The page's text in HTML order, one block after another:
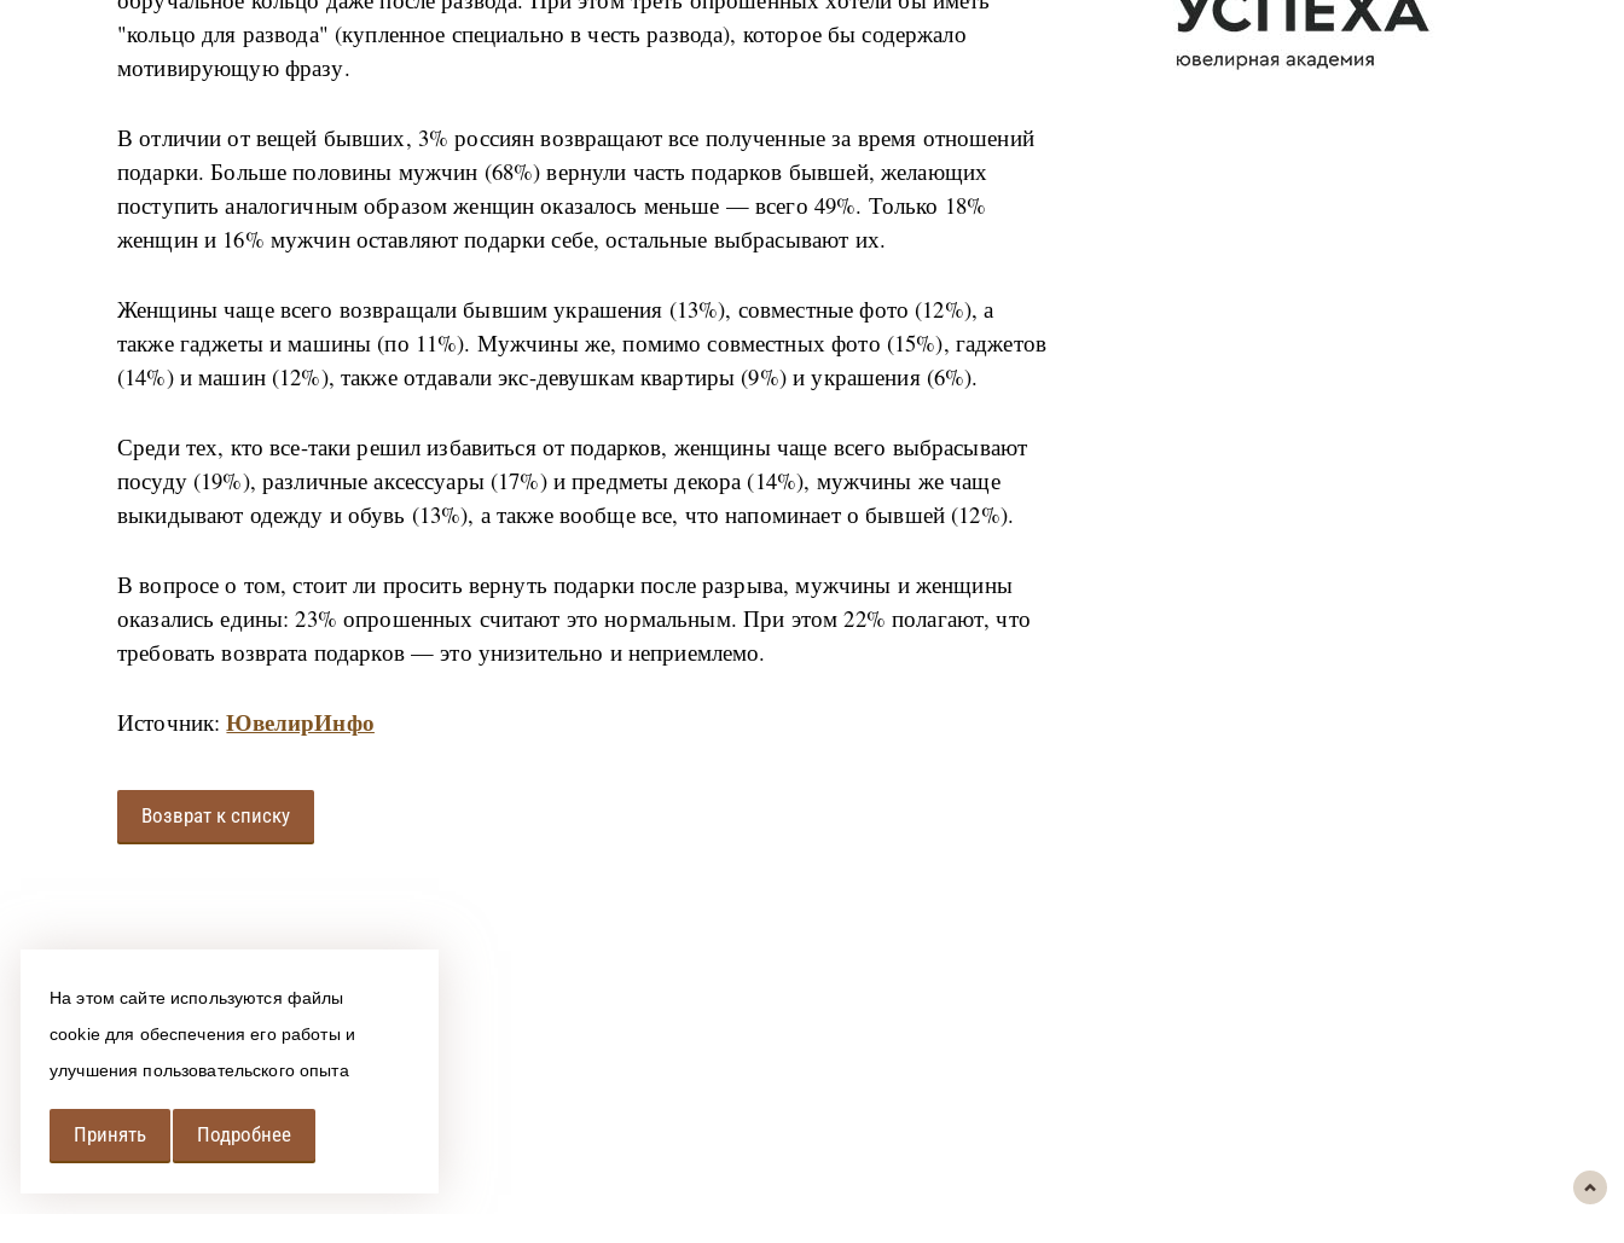
На этом сайте используются файлы
cookie для обеспечения его работы и
улучшения пользовательского опыта
Принять Подробнее
"кольцо для развода" (купленное специально в честь развода), которое бы содержало
мотивирующую фразу.
В отличии от вещей бывших, 3% россиян возвращают все полученные за время отношений
подарки. Больше половины мужчин (68%) вернули часть подарков бывшей, желающих
поступить аналогичным образом женщин оказалось меньше — всего 49%. Только 18%
женщин и 16% мужчин оставляют подарки себе, остальные выбрасывают их.
Женщины чаще всего возвращали бывшим украшения (13%), совместные фото (12%), а
также гаджеты и машины (по 11%). Мужчины же, помимо совместных фото (15%), гаджетов
(14%) и машин (12%), также отдавали экс-девушкам квартиры (9%) и украшения (6%).
Среди тех, кто все-таки решил избавиться от подарков, женщины чаще всего выбрасывают
посуду (19%), различные аксессуары (17%) и предметы декора (14%), мужчины же чаще
выкидывают одежду и обувь (13%), а также вообще все, что напоминает о бывшей (12%).
В вопросе о том, стоит ли просить вернуть подарки после разрыва, мужчины и женщины
оказались едины: 23% опрошенных считают это нормальным. При этом 22% полагают, что
требовать возврата подарков — это унизительно и неприемлемо.
Источник:ЮвелирИнфо
Возврат к списку